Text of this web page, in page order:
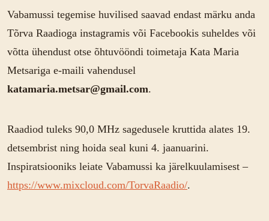
Vabamussi tegemise huvilised saavad endast märku anda
Tõrva Raadioga instagramis või Facebookis suheldes või
võtta ühendust otse õhtuvööndi toimetaja Kata Maria
Metsariga e-maili vahendusel
katamaria.metsar@gmail.com.
Raadiod tuleks 90,0 MHz sagedusele kruttida alates 19.
detsembrist ning hoida seal kuni 4. jaanuarini.
Inspiratsiooniks leiate Vabamussi ka järelkuulamisest –
https://www.mixcloud.com/TorvaRaadio/.